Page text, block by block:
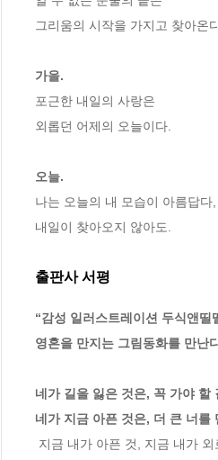
그리움의 시작을 가지고 찾아온
가을.
포근한 내일의 사랑은
외롭던 어제의 오늘이다.
오늘.
나는 오늘의 내 모습이 아름답다,
내일이 찾아오지 않아도.
출판사 서평
“감성 일러스트레이션 두식앤띨
영혼을 만지는 그림동화를 만난
네가 길을 잃은 것은, 꼭 가야 할
네가 지금 아픈 것은, 더 큰 너